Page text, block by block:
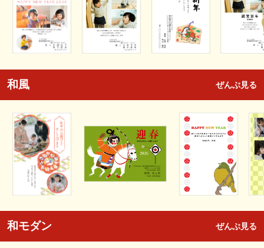
和風 ぜんぶ見る
和モダン ぜんぶ見る